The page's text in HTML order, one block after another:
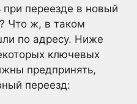
переезде в новый
Что ж, в таком
по адресу. Ниже
ключевых
предпринять,
переезд: